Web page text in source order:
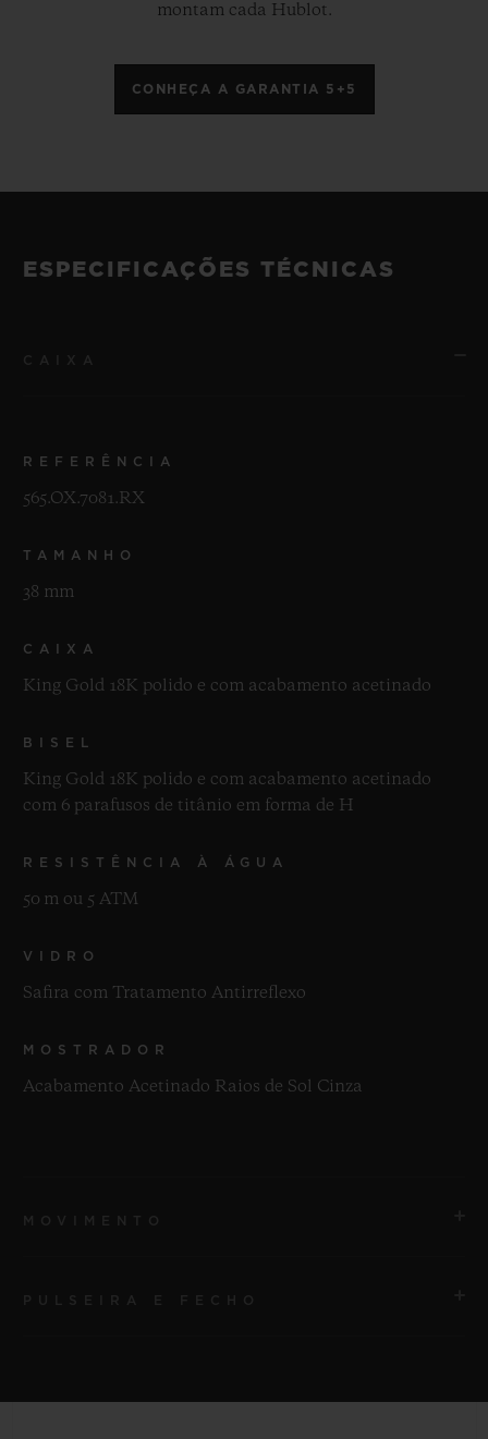
montam cada Hublot.
CONHEÇA A GARANTIA 5+5
ESPECIFICAÇÕES TÉCNICAS
REFERÊNCIA
565.OX.7081.RX
TAMANHO
38 mm
CAIXA
King Gold 18K polido e com acabamento acetinado
BISEL
King Gold 18K polido e com acabamento acetinado
com 6 parafusos de titânio em forma de H
RESISTÊNCIA À ÁGUA
50 m ou 5 ATM
VIDRO
Safira com Tratamento Antirreflexo
MOSTRADOR
Acabamento Acetinado Raios de Sol Cinza
PULSEIRA